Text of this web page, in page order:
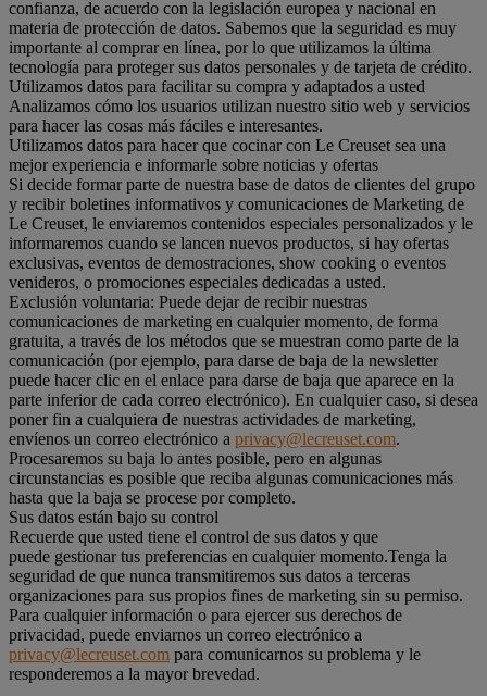
confianza, de acuerdo con la legislación europea y nacional en
materia de protección de datos. Sabemos que la seguridad es muy
importante al comprar en línea, por lo que utilizamos la última
tecnología para proteger sus datos personales y de tarjeta de crédito.
Utilizamos datos para facilitar su compra y adaptados a usted
Analizamos cómo los usuarios utilizan nuestro sitio web y servicios
para hacer las cosas más fáciles e interesantes.
Utilizamos datos para hacer que cocinar con Le Creuset sea una
mejor experiencia e informarle sobre noticias y ofertas
Si decide formar parte de nuestra base de datos de clientes del grupo
y recibir boletines informativos y comunicaciones de Marketing de
Le Creuset, le enviaremos contenidos especiales personalizados y le
informaremos cuando se lancen nuevos productos, si hay ofertas
exclusivas, eventos de demostraciones, show cooking o eventos
venideros, o promociones especiales dedicadas a usted.
Exclusión voluntaria: Puede dejar de recibir nuestras
comunicaciones de marketing en cualquier momento, de forma
gratuita, a través de los métodos que se muestran como parte de la
comunicación (por ejemplo, para darse de baja de la newsletter
puede hacer clic en el enlace para darse de baja que aparece en la
parte inferior de cada correo electrónico). En cualquier caso, si desea
poner fin a cualquiera de nuestras actividades de marketing,
envíenos un correo electrónico a privacy@lecreuset.com.
Procesaremos su baja lo antes posible, pero en algunas
circunstancias es posible que reciba algunas comunicaciones más
hasta que la baja se procese por completo.
Sus datos están bajo su control
Recuerde que usted tiene el control de sus datos y que
puede gestionar tus preferencias en cualquier momento.Tenga la
seguridad de que nunca transmitiremos sus datos a terceras
organizaciones para sus propios fines de marketing sin su permiso.
Para cualquier información o para ejercer sus derechos de
privacidad, puede enviarnos un correo electrónico a
privacy@lecreuset.com para comunicarnos su problema y le
responderemos a la mayor brevedad.